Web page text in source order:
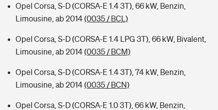
Opel Corsa, S-D (CORSA-E 1.4 3T), 66 kW, Benzin,
Limousine, ab 2014(0035 / BCL)
Opel Corsa, S-D (CORSA-E 1.4 LPG 3T), 66 kW, Bivalent,
Limousine, ab 2014(0035 / BCM)
Opel Corsa, S-D (CORSA-E 1.4 3T), 74 kW, Benzin,
Limousine, ab 2014(0035 / BCN)
Opel Corsa, S-D (CORSA-E 1.0 3T), 66 kW, Benzin,